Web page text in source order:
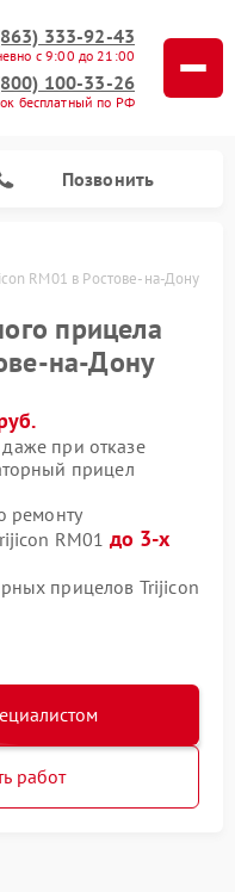
333-92-43
с 9:00 до 21:00
100-33-26
бесплатный по РФ
Позвонить
RM01 в Ростове-на-Дону
прицела
на-Дону
даже при отказе
прицел
ремонту
RM01 до 3-х
прицелов Trijicon
работ